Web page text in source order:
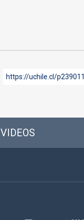
https://uchile.cl/p239011
VIDEOS